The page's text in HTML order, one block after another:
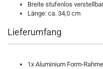
Breite stufenlos
Länge: ca. 34,0 cm
Lieferumfang
1x Aluminium Form-